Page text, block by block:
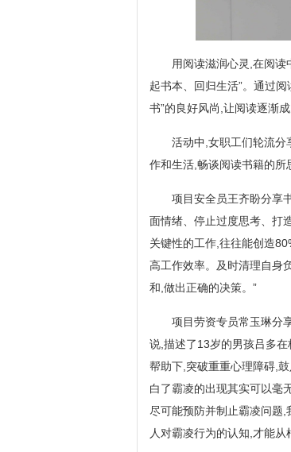
用阅读滋润心灵,在阅
起书本、回归生活”。通过
书”的良好风尚,让阅读逐渐
活动中,女职工们轮流分
作和生活,畅谈阅读书籍的所
项目安全员王齐盼分享
面情绪、停止过度思考、打
关键性的工作,往往能创造
高工作效率。及时清理自身
和,做出正确的决策。”
项目劳资专员常玉琳分
说,描述了13岁的男孩吕多
帮助下,突破重重心理障碍,
白了霸凌的出现其实可以毫
尽可能预防并制止霸凌问题
人对霸凌行为的认知,才能从